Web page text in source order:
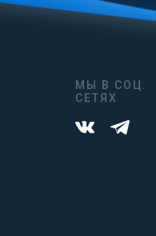
МЫ В СОЦ.
СЕТЯХ